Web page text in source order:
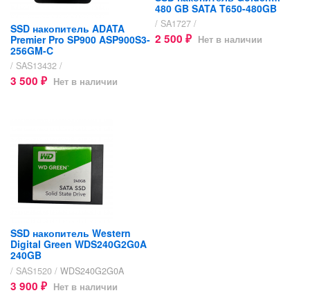
SSD накопитель ADATA
Premier Pro SP900 ASP900S3-
256GM-C
/ SAS13432 /
3 500 ₽ Нет в наличии
480 GB SATA T650-480GB
/ SA1727 /
2 500 ₽ Нет в наличии
SSD накопитель Western
Digital Green WDS240G2G0A
240GB
/ SAS1520 / WDS240G2G0A
3 900 ₽ Нет в наличии